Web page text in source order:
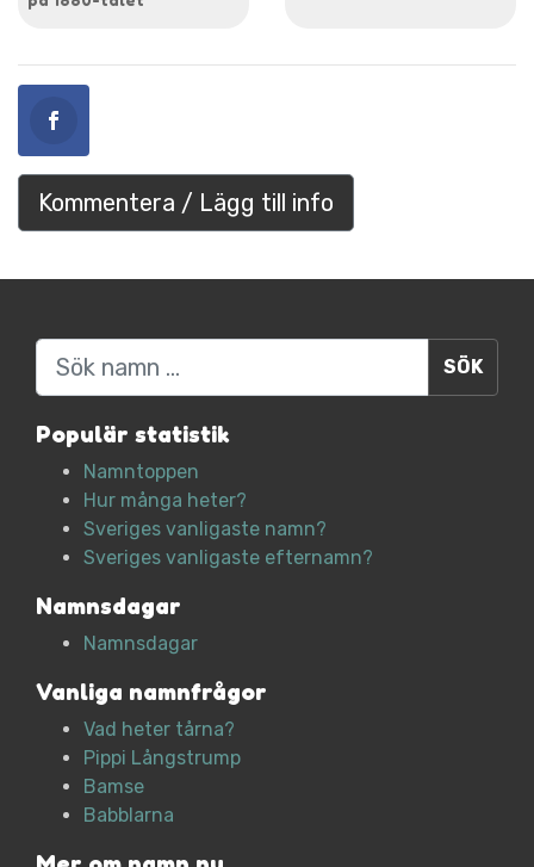
Kommentera / Lägg till info
Sök
Populär statistik
Namntoppen
Hur många heter?
Sveriges vanligaste namn?
Sveriges vanligaste efternamn?
Namnsdagar
Namnsdagar
Vanliga namnfrågor
Vad heter tårna?
Pippi Långstrump
Bamse
Babblarna